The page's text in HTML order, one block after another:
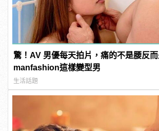
驚！AV 男優每天拍片，痛的不是腰反而
manfashion這樣變型男
生活話題